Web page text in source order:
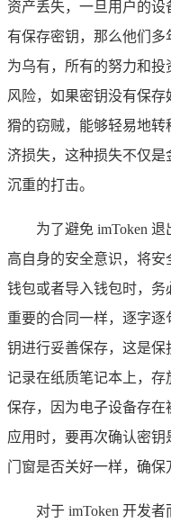
资产丢失，一旦用户的
有保存密钥，那么他们
为乌有，所有的努力和
风险，如果密钥没有保
猾的窃贼，能够轻易地
济损失，这种损失不仅
沉重的打击。
为了避免 imToken
高自身的安全意识，将
钱包或者导入钱包时，
重要的合同一样，逐字
钥进行妥善保存，这是保
记录在纸质笔记本上，
保存，因为电子设备存在
应用时，要再次确认密
门窗是否关好一样，确保
对于 imToken 开发